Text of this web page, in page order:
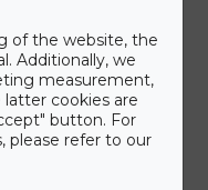
figyelmünket rád
kedvezményért
of the website, the
Additionally, we
measurement,
latter cookies are
button. For
please refer to our